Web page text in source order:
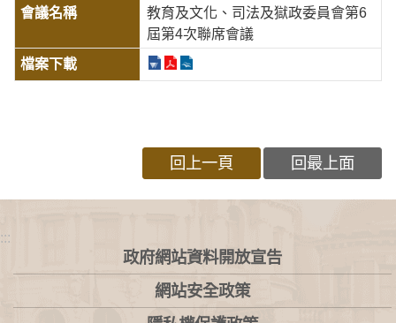
教育及文化、司法及獄政委員會第6
屆第4次聯席會議
回上一頁 回最上面
:::
政府網站資料開放宣告
網站安全政策